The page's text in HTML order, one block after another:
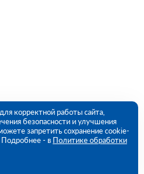
корректной работы сайта,
безопасности и улучшения
запретить сохранение cookie-
Подробнее - в Политике обработки